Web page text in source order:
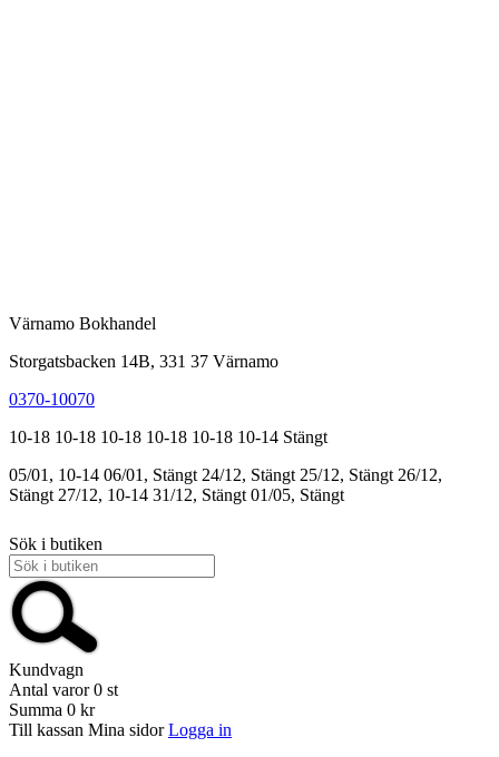
Värnamo Bokhandel
Storgatsbacken 14B, 331 37 Värnamo
0370-10070
10-18 10-18 10-18 10-18 10-18 10-14 Stängt
05/01, 10-14 06/01, Stängt 24/12, Stängt 25/12, Stängt 26/12,
Stängt 27/12, 10-14 31/12, Stängt 01/05, Stängt
Sök i butiken
Kundvagn
Antal varor 0 st
Summa 0 kr
Till kassan Mina sidor Logga in